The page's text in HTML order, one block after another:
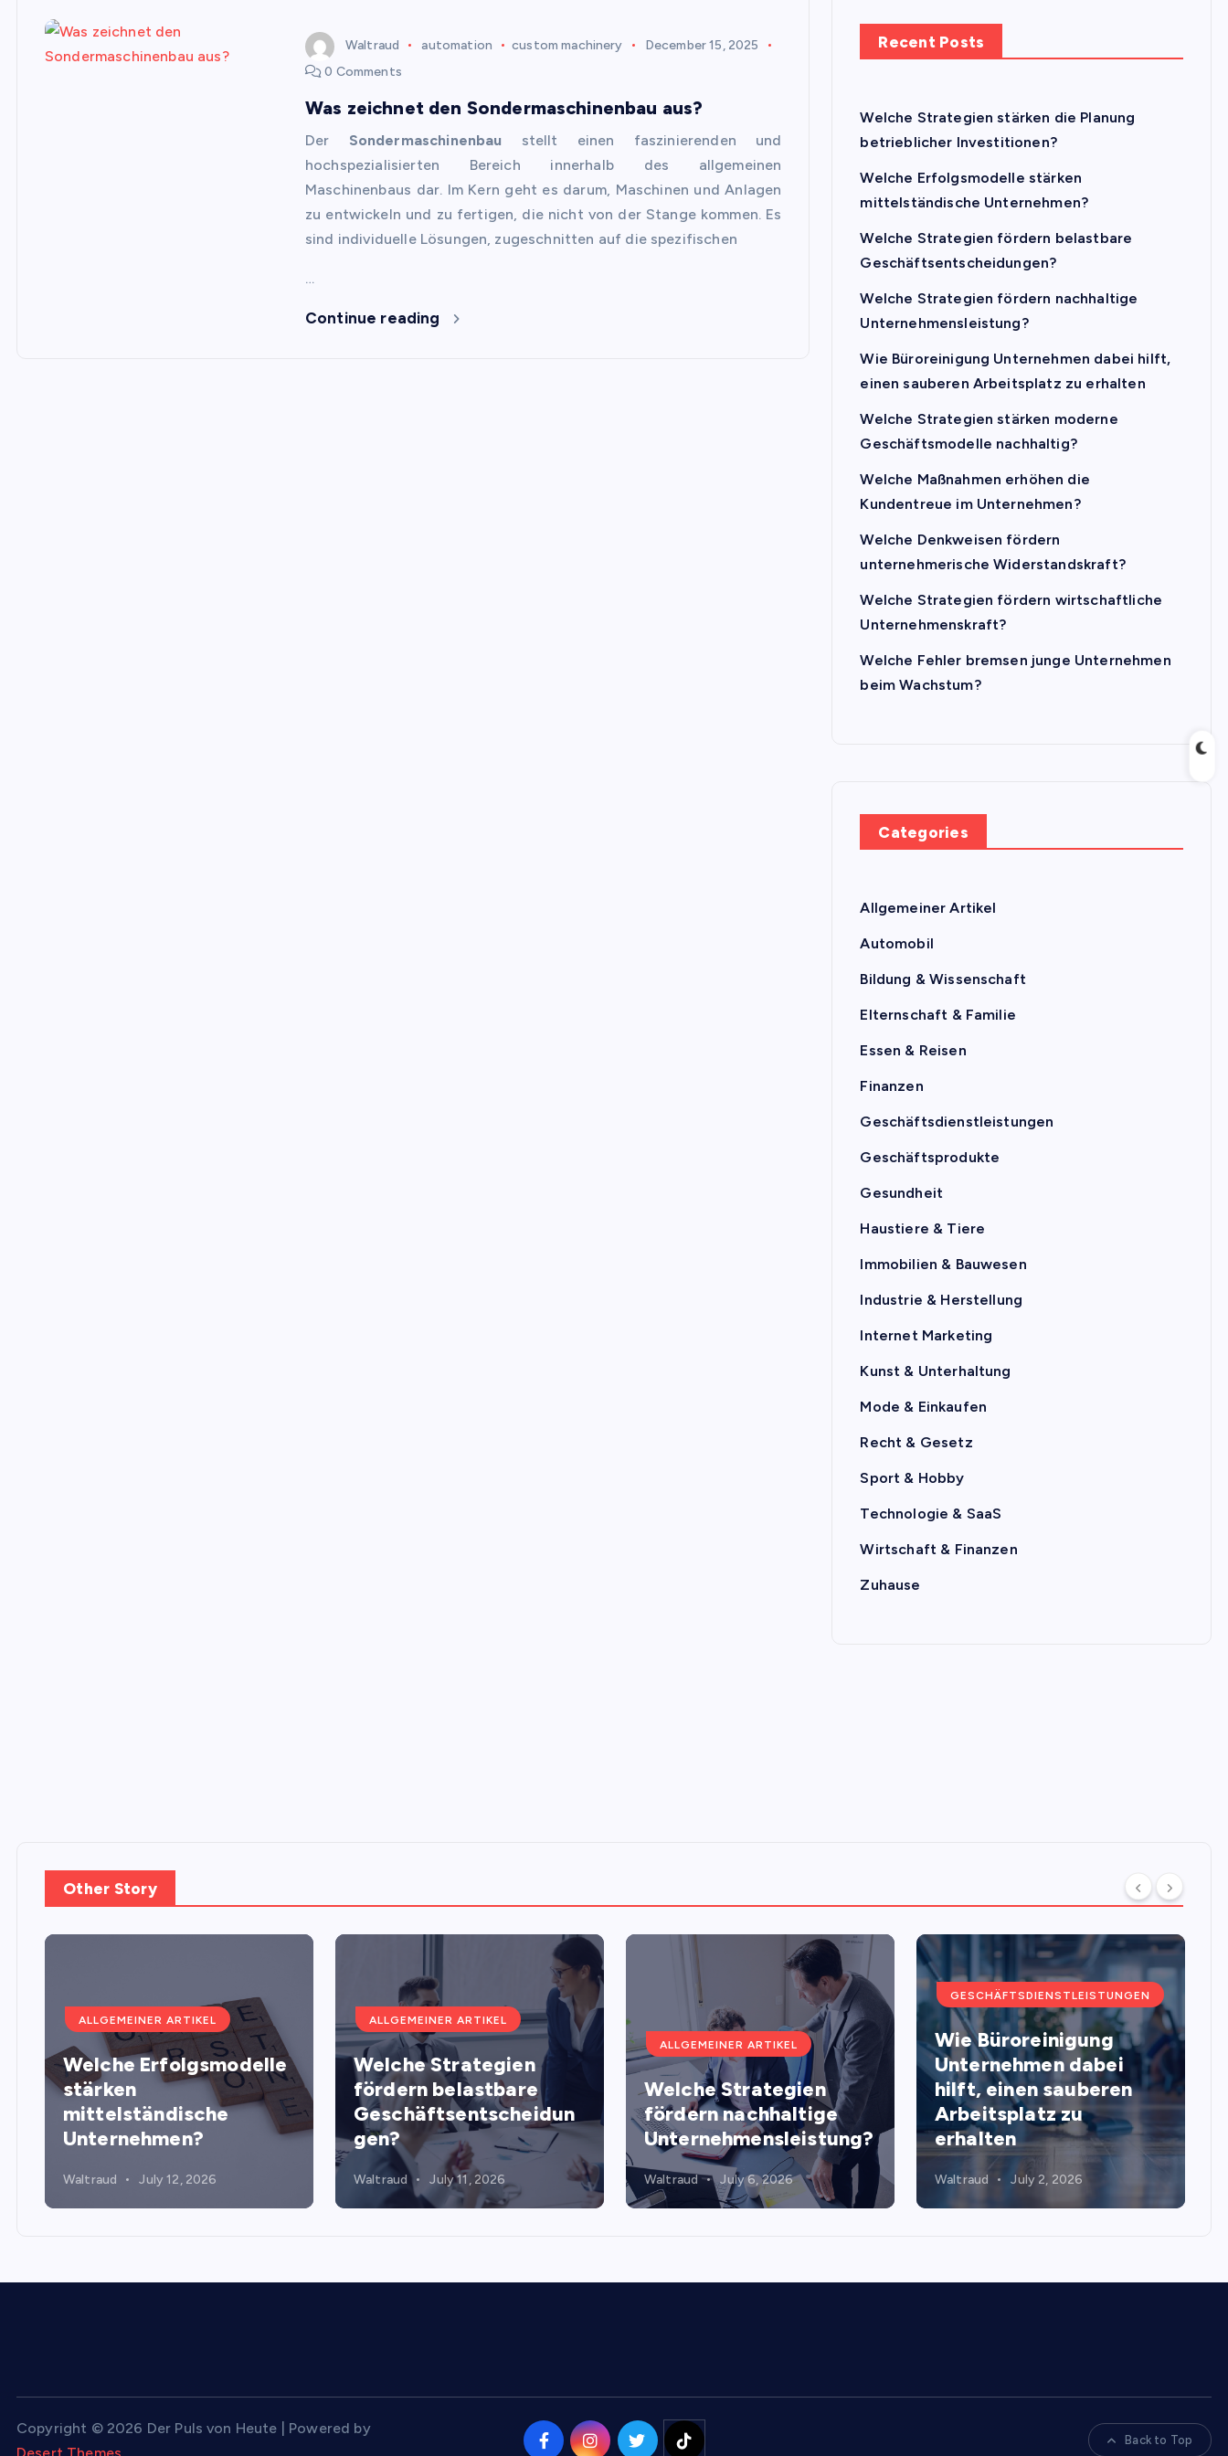
Waltraud automation custom machinery
December 15, 2025
0 Comments
Was zeichnet den Sondermaschinenbau aus?
Der Sondermaschinenbau stellt einen faszinierenden und
hochspezialisierten Bereich innerhalb des allgemeinen
Maschinenbaus dar. Im Kern geht es darum, Maschinen und Anlagen
zu entwickeln und zu fertigen, die nicht von der Stange kommen. Es
sind individuelle Lösungen, zugeschnitten auf die spezifischen
…
Continue reading
Recent Posts
Welche Strategien stärken die Planung
betrieblicher Investitionen?
Welche Erfolgsmodelle stärken
mittelständische Unternehmen?
Welche Strategien fördern belastbare
Geschäftsentscheidungen?
Welche Strategien fördern nachhaltige
Unternehmensleistung?
Wie Büroreinigung Unternehmen dabei hilft,
einen sauberen Arbeitsplatz zu erhalten
Welche Strategien stärken moderne
Geschäftsmodelle nachhaltig?
Welche Maßnahmen erhöhen die
Kundentreue im Unternehmen?
Welche Denkweisen fördern
unternehmerische Widerstandskraft?
Welche Strategien fördern wirtschaftliche
Unternehmenskraft?
Welche Fehler bremsen junge Unternehmen
beim Wachstum?
Categories
Allgemeiner Artikel
Automobil
Bildung & Wissenschaft
Elternschaft & Familie
Essen & Reisen
Finanzen
Geschäftsdienstleistungen
Geschäftsprodukte
Gesundheit
Haustiere & Tiere
Immobilien & Bauwesen
Industrie & Herstellung
Internet Marketing
Kunst & Unterhaltung
Mode & Einkaufen
Recht & Gesetz
Sport & Hobby
Technologie & SaaS
Wirtschaft & Finanzen
Zuhause
Other Story
ALLGEMEINER ARTIKEL
Welche Erfolgsmodelle
stärken
mittelständische
Unternehmen?
Waltraud July 12, 2026
ALLGEMEINER ARTIKEL
Welche Strategien
fördern belastbare
Geschäftsentscheidun
gen?
Waltraud July 11, 2026
ALLGEMEINER ARTIKEL
Welche Strategien
fördern nachhaltige
Unternehmensleistung?
Waltraud July 6, 2026
GESCHÄFTSDIENSTLEISTUNGEN
Wie Büroreinigung
Unternehmen dabei
hilft, einen sauberen
Arbeitsplatz zu
erhalten
Waltraud July 2, 2026
Copyright © 2026 Der Puls von Heute | Powered by
Desert Themes
Back to Top